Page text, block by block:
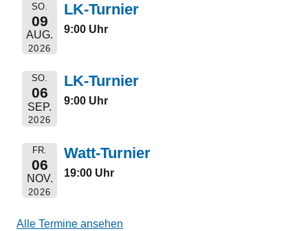
SO.
09
AUG.
2026
LK-Turnier
9:00 Uhr
SO.
06
SEP.
2026
LK-Turnier
9:00 Uhr
FR.
06
NOV.
2026
Watt-Turnier
19:00 Uhr
Alle Termine ansehen